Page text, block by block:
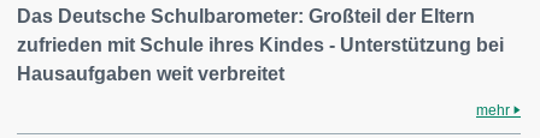
Das Deutsche Schulbarometer: Großteil der Eltern
zufrieden mit Schule ihres Kindes - Unterstützung bei
Hausaufgaben weit verbreitet
mehr